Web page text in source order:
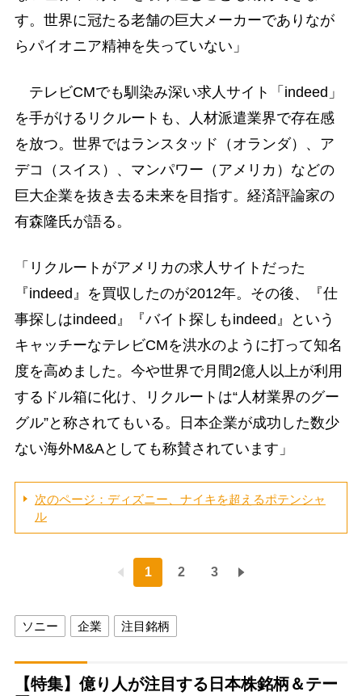
す。世界に冠たる老舗の巨大メーカーでありなが
らパイオニア精神を失っていない」
テレビCMでも馴染み深い求人サイト「indeed」
を手がけるリクルートも、人材派遣業界で存在感
を放つ。世界ではランスタッド（オランダ）、ア
デコ（スイス）、マンパワー（アメリカ）などの
巨大企業を抜き去る未来を目指す。経済評論家の
有森隆氏が語る。
「リクルートがアメリカの求人サイトだった
『indeed』を買収したのが2012年。その後、『仕
事探しはindeed』『バイト探しもindeed』という
キャッチーなテレビCMを洪水のように打って知名
度を高めました。今や世界で月間2億人以上が利用
するドル箱に化け、リクルートは“人材業界のグー
グル”と称されてもいる。日本企業が成功した数少
ない海外M&Aとしても称賛されています」
次のページ：ディズニー、ナイキを超えるポテンシャ
ル
1 2 3
ソニー 企業 注目銘柄
【特集】億り人が注目する日本株銘柄＆テー